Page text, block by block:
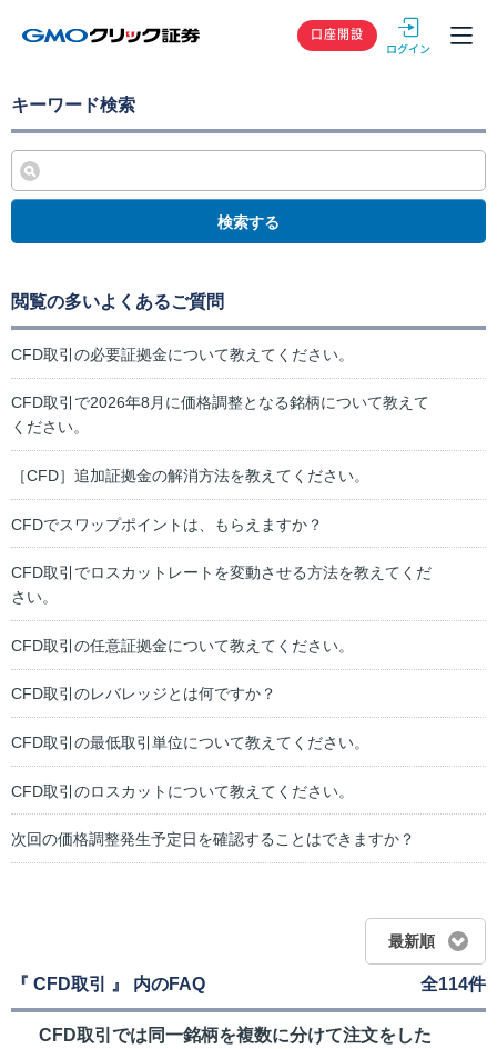
GMOクリック
口座開設
キーワード検索
検索する
閲覧の多いよくあるご質問
CFD取引の必要証拠金について教えてください。
CFD取引で2026年8月に価格調整となる銘柄について教えて
ください。
［CFD］追加証拠金の解消方法を教えてください。
CFDでスワップポイントは、もらえますか？
CFD取引でロスカットレートを変動させる方法を教えてくだ
さい。
CFD取引の任意証拠金について教えてください。
CFD取引のレバレッジとは何ですか？
CFD取引の最低取引単位について教えてください。
CFD取引のロスカットについて教えてください。
次回の価格調整発生予定日を確認することはできますか？
最新順
『 CFD取引 』 内のFAQ 全114件
CFD取引では同一銘柄を複数に分けて注文をした